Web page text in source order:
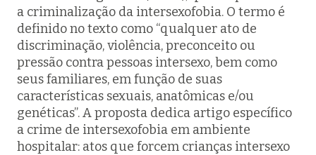
a criminalização da intersexofobia. O termo é
definido no texto como “qualquer ato de
discriminação, violência, preconceito ou
pressão contra pessoas intersexo, bem como
seus familiares, em função de suas
características sexuais, anatômicas e/ou
genéticas”. A proposta dedica artigo específico
a crime de intersexofobia em ambiente
hospitalar: atos que forcem crianças intersexo